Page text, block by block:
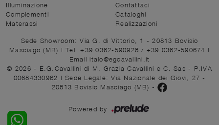
Illuminazione
Complementi
Materassi
Contattaci
Cataloghi
Realizzazioni
Sede Showroom: Via G. di Vittorio, 1 - 20813 Bovisio
Masciago (MB) | Tel. +39 0362-590928/ +39 0362-590674 |
Email italo@egcavallini.it
© 2026 - E.G.Cavallini di M. Grazia Cavallini e C. Sas - P.IVA
00684330962 | Sede Legale: Via Nazionale dei Giovi, 27 -
20813 Bovisio Masciago (MB) -
Powered by